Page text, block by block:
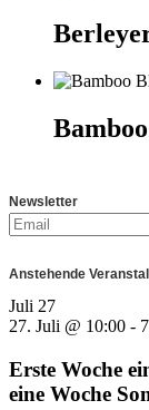
Newsletter
Anstehende
Juli 27
27. Juli @ 10:00 -
Erste Woche
eine Woche